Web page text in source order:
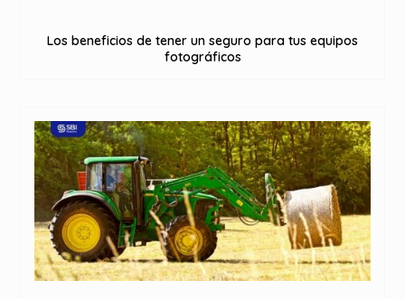
Los beneficios de tener un seguro para tus equipos
fotográficos